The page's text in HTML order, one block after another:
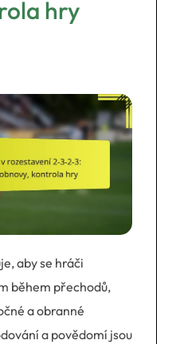
hry
aby se hráči
během přechodů,
a obranné
a povědomí jsou